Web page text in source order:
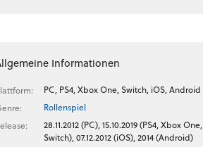
Informationen
PC, PS4, Xbox One, Switch, iOS, Android
Rollenspiel
28.11.2012 (PC), 15.10.2019 (PS4, Xbox One,
Switch), 07.12.2012 (iOS), 2014 (Android)